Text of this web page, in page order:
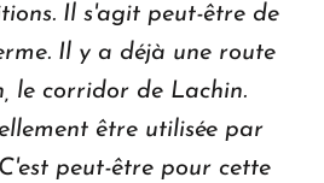
Il s'agit peut-être de
Il y a déjà une route
le corridor de Lachin.
être utilisée par
peut-être pour cette